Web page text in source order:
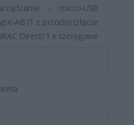
- micro-USB
AB (1 z przodu) (złącze
Direct) 1 x szeregowe